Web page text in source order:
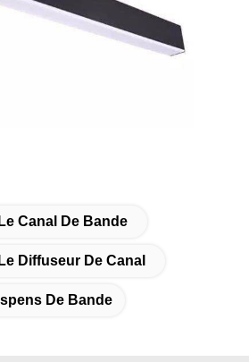
Canal De Bande
Diffuseur De Canal
De Bande